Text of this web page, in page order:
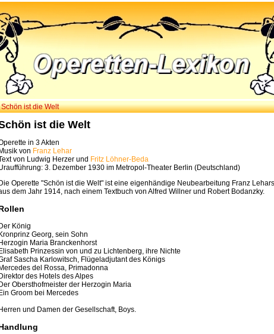
Schön ist die Welt
ist die Welt
in 3 Akten
Musik von Franz Lehar
von Ludwig Herzer und Fritz Löhner-Beda
3. Dezember 1930 im Metropol-Theater Berlin (Deutschland)
Die Operette "Schön ist die Welt" ist eine eigenhändige Neubearbeitung Franz
dem Jahr 1914, nach einem Textbuch von Alfred Willner und Robert Bodanzky.
König
Georg, sein Sohn
Maria Branckenhorst
Prinzessin von und zu Lichtenberg, ihre Nichte
Sascha Karlowitsch, Flügeladjutant des Königs
del Rossa, Primadonna
des Hotels des Alpes
Obersthofmeister der Herzogin Maria
Groom bei Mercedes
und Damen der Gesellschaft, Boys.